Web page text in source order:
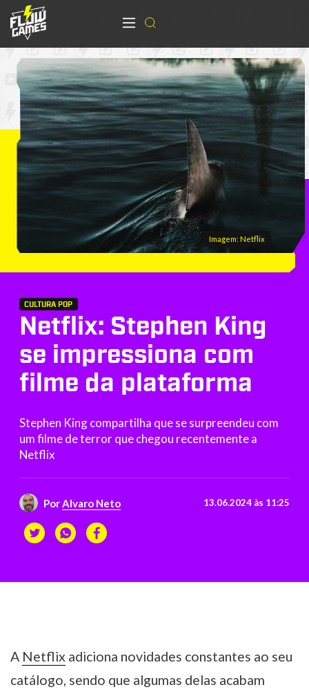
Imagem: Netflix
CULTURA POP
Netflix: Stephen King
se impressiona com
filme da plataforma
Stephen King compartilha que se surpreendeu com
um filme de terror que chegou recentemente a
Netflix
Por Alvaro Neto 13.06.2024 às 11:25
A Netflix adiciona novidades constantes ao seu
catálogo, sendo que algumas delas acabam